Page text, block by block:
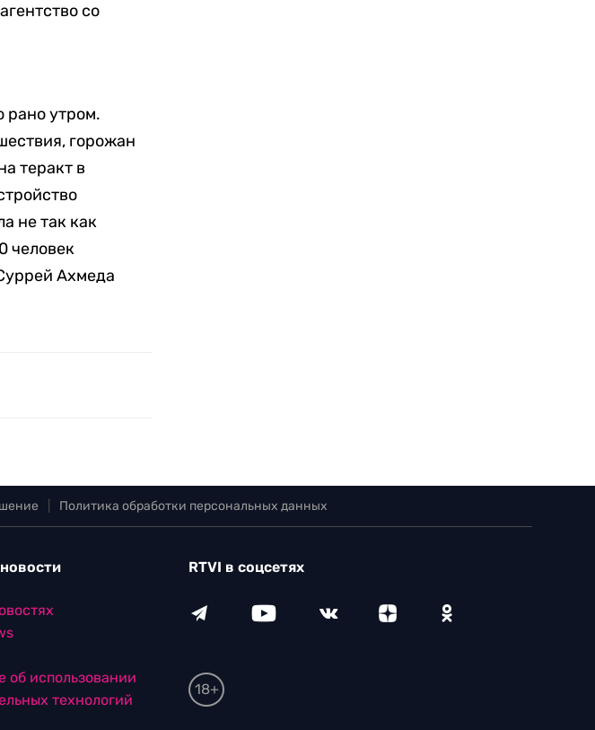
со
рано утром.
горожан
теракт в
не так как
человек
Ахмеда
Политика обработки персональных данных
об использовании
технологий
RTVI в соцсетях
18+